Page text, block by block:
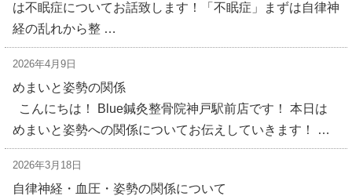
は不眠症についてお話致します！「不眠症」まずは自律神
経の乱れから整 …
2026年4月9日
めまいと姿勢の関係
こんにちは！ Blue鍼灸整骨院神戸駅前店です！ 本日は
めまいと姿勢への関係についてお伝えしていきます！ …
2026年3月18日
自律神経・血圧・姿勢の関係について